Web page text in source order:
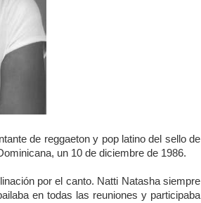
de reggaeton y pop latino del sello de
un 10 de diciembre de 1986.
por el canto. Natti Natasha siempre
en todas las reuniones y participaba